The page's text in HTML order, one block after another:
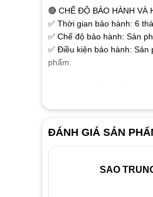
🔴 CHẾ ĐỘ BẢO HÀNH VÀ
✅ Thời gian bảo hành: 6
✅ Chế độ bảo hành: Sản
✅ Điều kiện bảo hành:
phẩm.
🔴 HƯỚNG DẪN SỬ
✅Pin laptop là bộ phận
phù hợp. Sau mỗi lần sử
bền cao nhất chúng ta cần
✅ Đối với pin mới mua cần
sạc lại. Nên thực hiện liên
✅ Đối với các lần dùng
lần dùng (sạc xả) ví dụ
tính cứ pin giảm còn
ĐÁNH GIÁ SẢN
SAO